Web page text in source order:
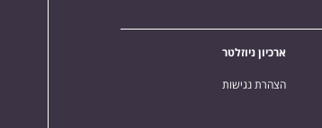
ארכיון ניוזלטר
הצהרת נגישות